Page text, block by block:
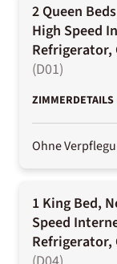
2 Queen
High Speed
Refrigerator,
(D01)
ZIMMERDETAILS
Ohne
1 King Bed,
Speed
Refrigerator,